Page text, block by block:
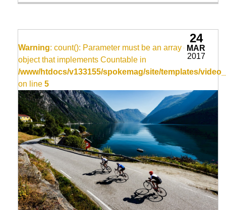
Warning: count(): Parameter must be an array or an
object that implements Countable in
/www/htdocs/v133155/spokemag/site/templates/
on line 5
24
MAR
2017